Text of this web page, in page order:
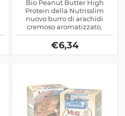
Bio Peanut Butter High
Protein della Nutrisslim
nuovo burro di arachidi
cremoso aromatizzato,
adatto ai Vegani e arricchito
con proteine di origine
vegetale, ottimo gusto.
€6,34